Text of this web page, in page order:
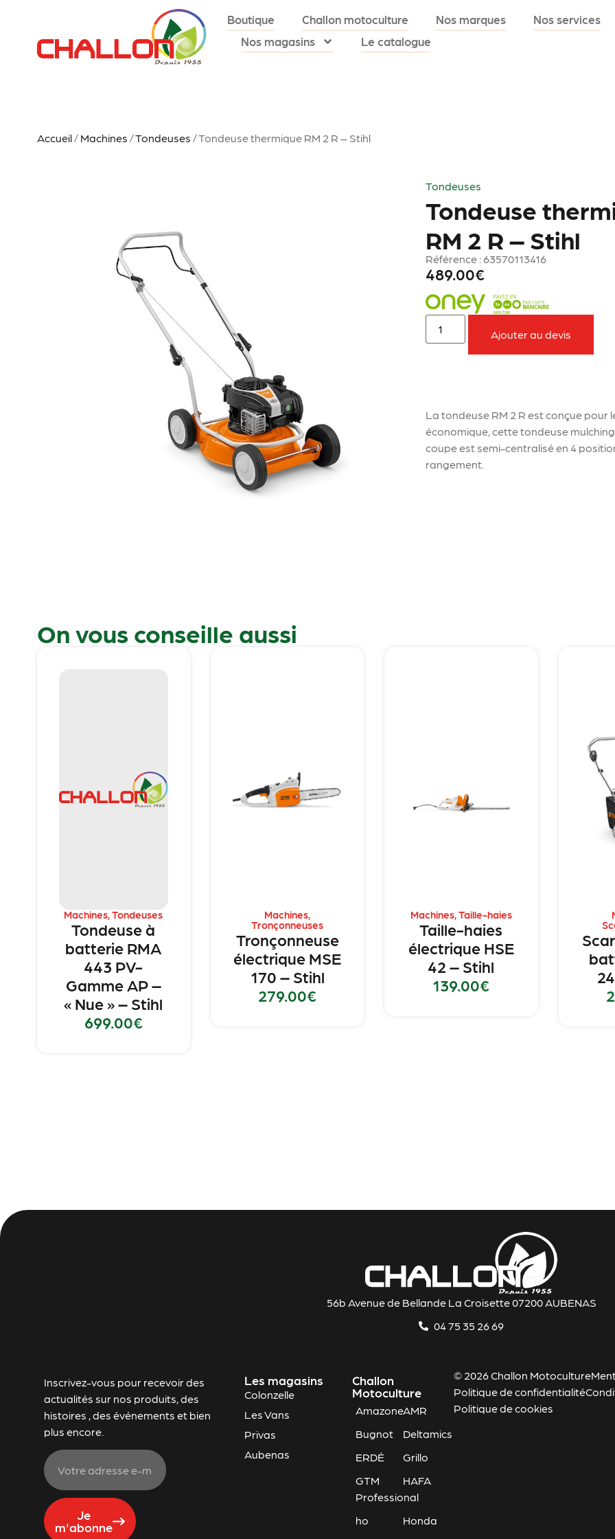
Boutique Challon motoculture Nos marques
Nos services
Nos magasins
Le catalogue
Accueil/ Machines /Tondeuses / Tondeuse thermique RM 2 R – Stihl
Tondeuses
Tondeuse
RM 2 R – Stihl
Référence : 63570113416
489.00€
Ajouter au devis
La tondeuse RM 2 R est conçue pour
économique, cette tondeuse
coupe est semi-centralisé en 4
rangement.
On vous conseille aussi
Machines ,Tondeuses
Tondeuse à
batterie RMA
443 PV-
Gamme AP –
« Nue » – Stihl
699.00€
Machines,
Tronçonneuses
Tronçonneuse
électrique MSE
170 – Stihl
279.00€
Machines, Taille-haies
Taille-haies
électrique HSE
42 – Stihl
139.00€
56b Avenue de Bellande La Croisette 07200 AUBENAS
04 75 35 26 69
Inscrivez-vous pour recevoir des
actualités sur nos produits, des
histoires , des événements et bien
plus encore.
Je
m'abonne
Les magasins
Colonzelle
Les Vans
Privas
Aubenas
Challon
Motoculture
AmazoneAMR
Bugnot
Deltamics
ERDÉ
Grillo
GTM
Professional
HAFA
ho
Honda
© 2026 Challon Motoculture
Politique de confidentialité
Politique de cookies